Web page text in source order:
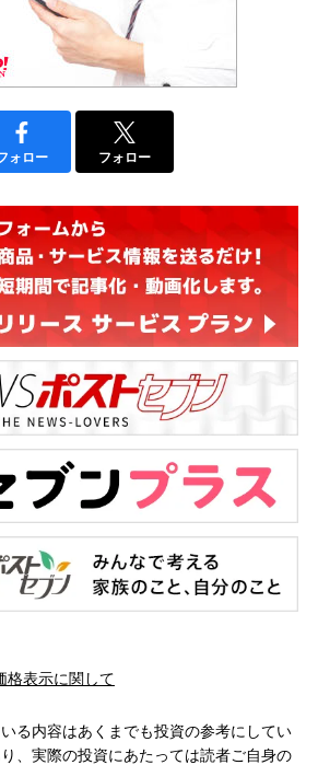
ォロー フォロー
格表示に関して
る内容はあくまでも投資の参考にしてい
、実際の投資にあたっては読者ご自身の